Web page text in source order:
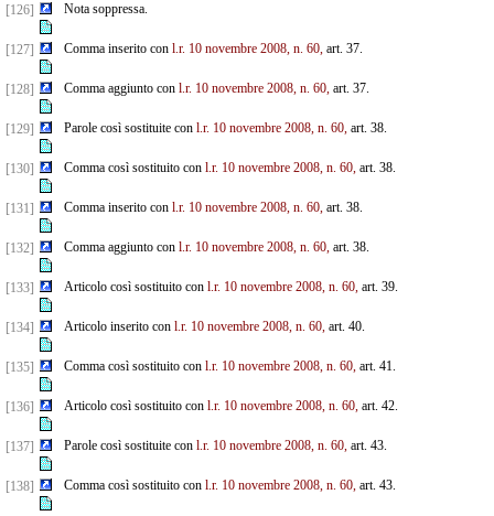
[126] Nota soppressa.
[127] Comma inserito con l.r. 10 novembre 2008, n. 60,art. 37.
[128] Comma aggiunto con l.r. 10 novembre 2008, n. 60,art. 37.
[129] Parole così sostituite con l.r. 10 novembre 2008, n. 60,art. 38.
[130] Comma così sostituito con l.r. 10 novembre 2008, n. 60,art. 38.
[131] Comma inserito con l.r. 10 novembre 2008, n. 60,art. 38.
[132] Comma aggiunto con l.r. 10 novembre 2008, n. 60,art. 38.
[133] Articolo così sostituito con l.r. 10 novembre 2008, n. 60,art. 39.
[134] Articolo inserito con l.r. 10 novembre 2008, n. 60,art. 40.
[135] Comma così sostituito con l.r. 10 novembre 2008, n. 60,art. 41.
[136] Articolo così sostituito con l.r. 10 novembre 2008, n. 60,art. 42.
[137] Parole così sostituite con l.r. 10 novembre 2008, n. 60,art. 43.
[138] Comma così sostituito con l.r. 10 novembre 2008, n. 60,art. 43.